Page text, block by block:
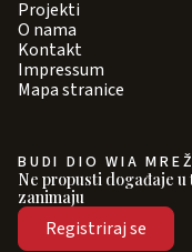
Projekti
O nama
Kontakt
Impressum
Mapa stranice
BUDI DIO WIA
Ne propusti događaje
zanimaju
Registriraj se